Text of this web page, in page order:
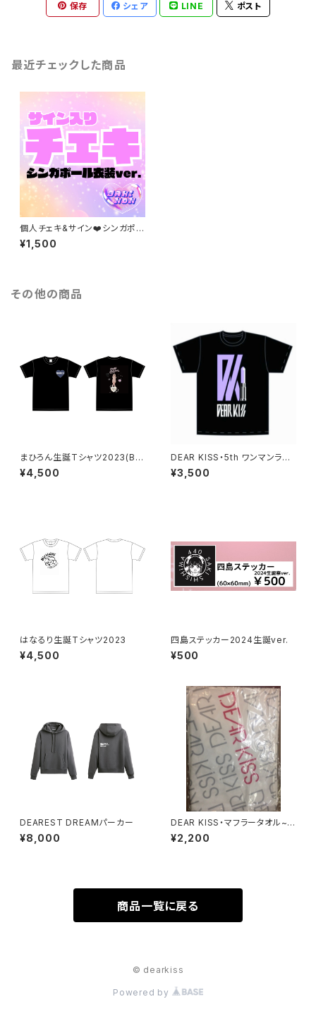
保存 シェア LINE ポスト
最近チェックした商品
個人チェキ&サイン❤️シンガポー
ル衣装ver.（本人直筆♬）
¥1,500
その他の商品
まひろん生誕Tシャツ2023(BL
ACK ver.)
¥4,500
DEAR KISS・5th ワンマンライ
ブTシャツ
¥3,500
はなるり生誕Tシャツ2023
¥4,500
四島ステッカー2024生誕ver.
¥500
DEAREST DREAMパーカー
¥8,000
DEAR KISS・マフラータオル~
白~
¥2,200
商品一覧に戻る
© dearkiss
Powered by